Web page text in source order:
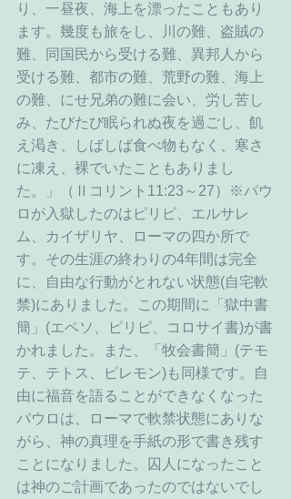
り、一昼夜、海上を漂ったこともあり
ます。幾度も旅をし、川の難、盗賊の
難、同国民から受ける難、異邦人から
受ける難、都市の難、荒野の難、海上
の難、にせ兄弟の難に会い、労し苦し
み、たびたび眠られぬ夜を過ごし、飢
え渇き、しばしば食べ物もなく、寒さ
に凍え、裸でいたこともありまし
た。」（Ⅱコリント11:23～27）※パウ
ロが入獄したのはピリピ、エルサレ
ム、カイザリヤ、ローマの四か所で
す。その生涯の終わりの4年間は完全
に、自由な行動がとれない状態(自宅軟
禁)にありました。この期間に「獄中書
簡」(エペソ、ピリピ、コロサイ書)が書
かれました。また、「牧会書簡」(テモ
テ、テトス、ピレモン)も同様です。自
由に福音を語ることができなくなった
パウロは、ローマで軟禁状態にありな
がら、神の真理を手紙の形で書き残す
ことになりました。囚人になったこと
は神のご計画であったのではないでし